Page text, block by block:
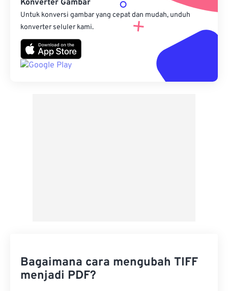
Konverter Gambar
Untuk konversi gambar yang cepat dan mudah, unduh
konverter seluler kami.
Bagaimana cara mengubah TIFF
menjadi PDF?